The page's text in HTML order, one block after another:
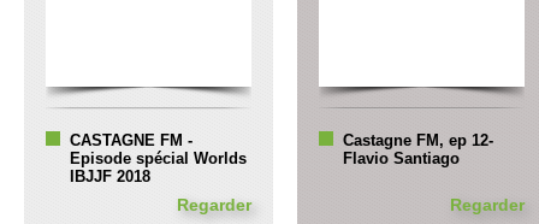
CASTAGNE FM -
Episode spécial Worlds
IBJJF 2018
Regarder
Castagne FM, ep 12-
Flavio Santiago
Regarder